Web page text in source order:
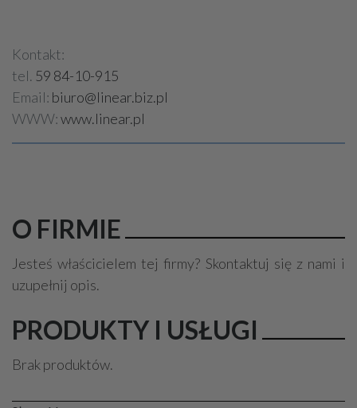
Kontakt:
tel. 59 84-10-915
Email: biuro@linear.biz.pl
WWW:www.linear.pl
O FIRMIE
Jesteś właścicielem tej firmy? Skontaktuj się z nami i
uzupełnij opis.
PRODUKTY I USŁUGI
Brak produktów.